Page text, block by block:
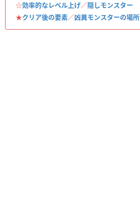
☆効率的なレベル上げ／隠しモンスター
★クリア後の要素／凶異モンスターの場所